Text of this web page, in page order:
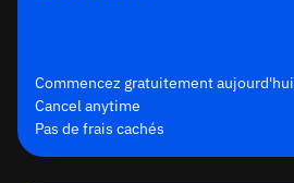
Commencez gratuitement aujourd'hui
Cancel anytime
Pas de frais cachés